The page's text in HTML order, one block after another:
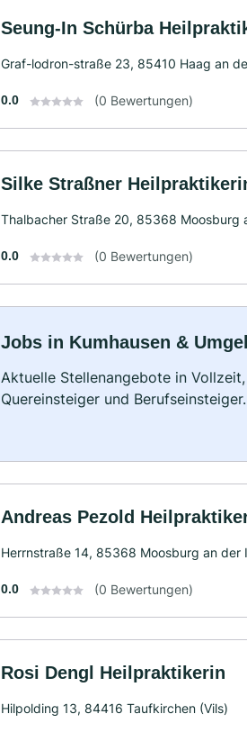
Seung-In Schürba
Graf-lodron-straße 23, 85410 Haag an
0.0 (0 Bewertungen)
Silke Straßner
Thalbacher Straße 20, 85368 Moosburg
0.0 (0 Bewertungen)
Jobs in Kumhausen &
Aktuelle Stellenangebote in
Quereinsteiger und
Andreas Pezold
Herrnstraße 14, 85368 Moosburg an der
0.0 (0 Bewertungen)
Rosi Dengl Heilpraktikerin
Hilpolding 13, 84416 Taufkirchen (Vils)